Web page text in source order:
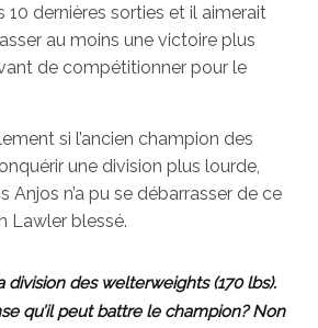
10 dernières sorties et il aimerait
au moins une victoire plus
de compétitionner pour le
si l’ancien champion des
une division plus lourde,
Anjos n’a pu se débarrasser de ce
Lawler blessé.
division des welterweights (170 lbs).
qu’il peut battre le champion? Non